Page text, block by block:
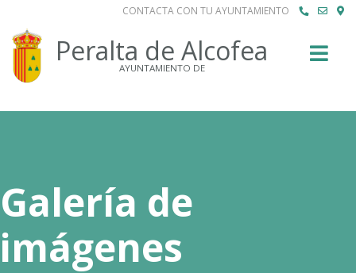
CONTACTA CON TU AYUNTAMIENTO
Peralta de Alcofea
AYUNTAMIENTO DE
Galería de
imágenes